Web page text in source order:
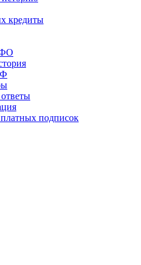
кредиты
платных подписок